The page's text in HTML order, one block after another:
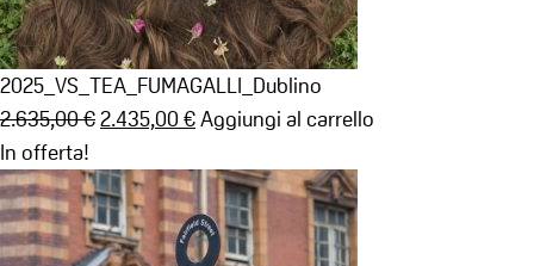
2025_VS_TEA_FUMAGALLI_Dublino
2.635,00€Il
originale
era:
2.635,00 €.
2.435,00 €Il
attuale
è:
2.435,00 €.
Aggiungi al carrello
In offerta!